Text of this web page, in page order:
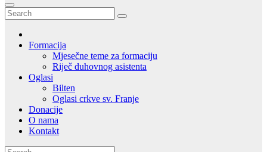
Formacija
Mjesečne teme za formaciju
Riječ duhovnog asistenta
Oglasi
Bilten
Oglasi crkve sv. Franje
Donacije
O nama
Kontakt